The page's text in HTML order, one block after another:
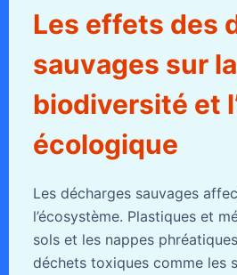
Les effets des
sauvages sur la
biodiversité et
écologique
Les décharges sauvages
l’écosystème. Plastiques et
sols et les nappes
déchets toxiques comme les